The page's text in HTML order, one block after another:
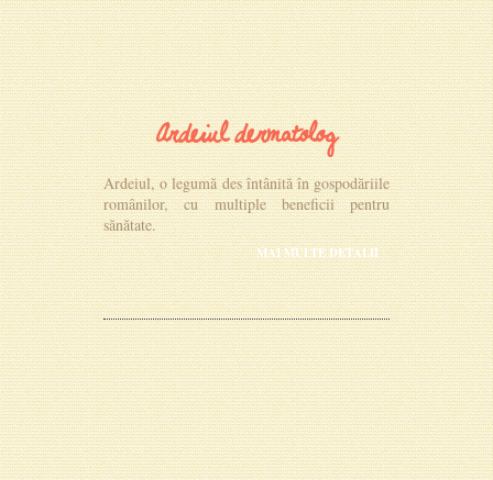
Ardeiul dermatolog
Ardeiul, o legumă des întânită în gospodăriile
românilor, cu multiple beneficii pentru
sănătate.
MAI MULTE DETALII